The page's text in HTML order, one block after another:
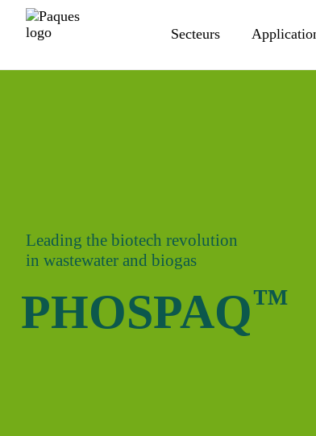
Secteurs
Leading the biotech revolution
in wastewater and biogas
PHOSPAQ™